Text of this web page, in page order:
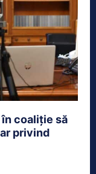
coaliție să
privind